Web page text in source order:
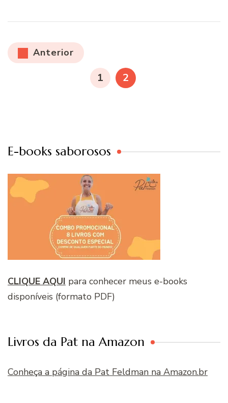
Paginação
de
Anterior
PÁGINA
1 PÁGINA
2
E-books saborosos
CLIQUE AQUI para conhecer meus e-books
disponíveis (formato PDF)
Livros da Pat na Amazon
Conheça a página da Pat Feldman na Amazon.br